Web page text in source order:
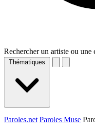
Rechercher un artiste ou une
Thématiques
Paroles.net Paroles Muse